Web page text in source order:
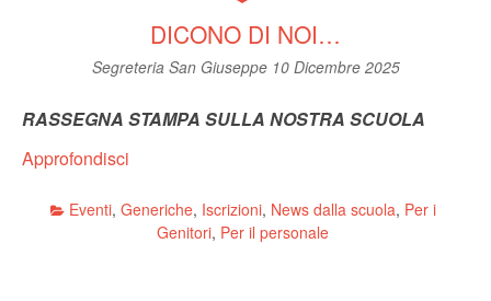
DICONO DI NOI…
Segreteria San Giuseppe 10 Dicembre 2025
RASSEGNA STAMPA SULLA NOSTRA SCUOLA
Approfondisci
Eventi, Generiche, Iscrizioni, News dalla scuola, Per i
Genitori, Per il personale